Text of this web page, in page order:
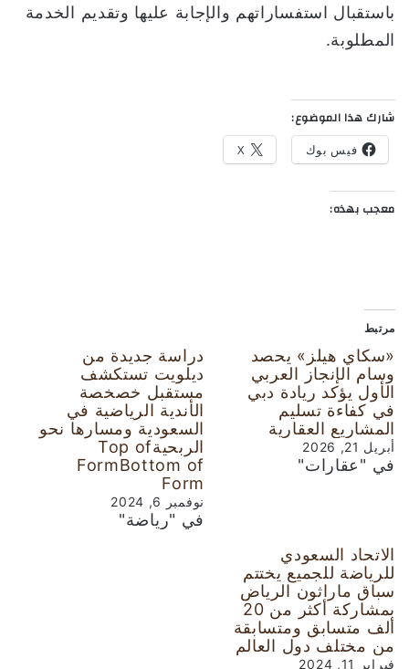
باستقبال استفساراتهم والإجابة عليها وتقديم الخدمة
المطلوبة.
شارك هذا الموضوع:
فيس بوك X
معجب بهذه:
مرتبط
«سكاي هيلز» يحصد
وسام الإنجاز العربي
الأول يؤكد ريادة دبي
في كفاءة تسليم
المشاريع العقارية
أبريل 21, 2026
في "عقارات"
دراسة جديدة من
ديلويت تستكشف
مستقبل خصخصة
الأندية الرياضية في
السعودية ومسارها نحو
الربحيةTop of
FormBottom of
Form
نوفمبر 6, 2024
في "رياضة"
الاتحاد السعودي
للرياضة للجميع يختتم
سباق ماراثون الرياض
بمشاركة أكثر من 20
ألف متسابق ومتسابقة
من مختلف دول العالم
فبراير 11, 2024